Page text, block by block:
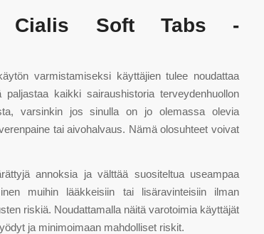
Cialis Soft Tabs -
varmistamiseksi käyttäjien tulee noudattaa
kaikki sairaushistoria terveydenhuollon
varsinkin jos sinulla on jo olemassa olevia
tai aivohalvaus. Nämä olosuhteet voivat
annoksia ja välttää suositeltua useampaa
muihin lääkkeisiin tai lisäravinteisiin ilman
riskiä. Noudattamalla näitä varotoimia käyttäjät
ja minimoimaan mahdolliset riskit.